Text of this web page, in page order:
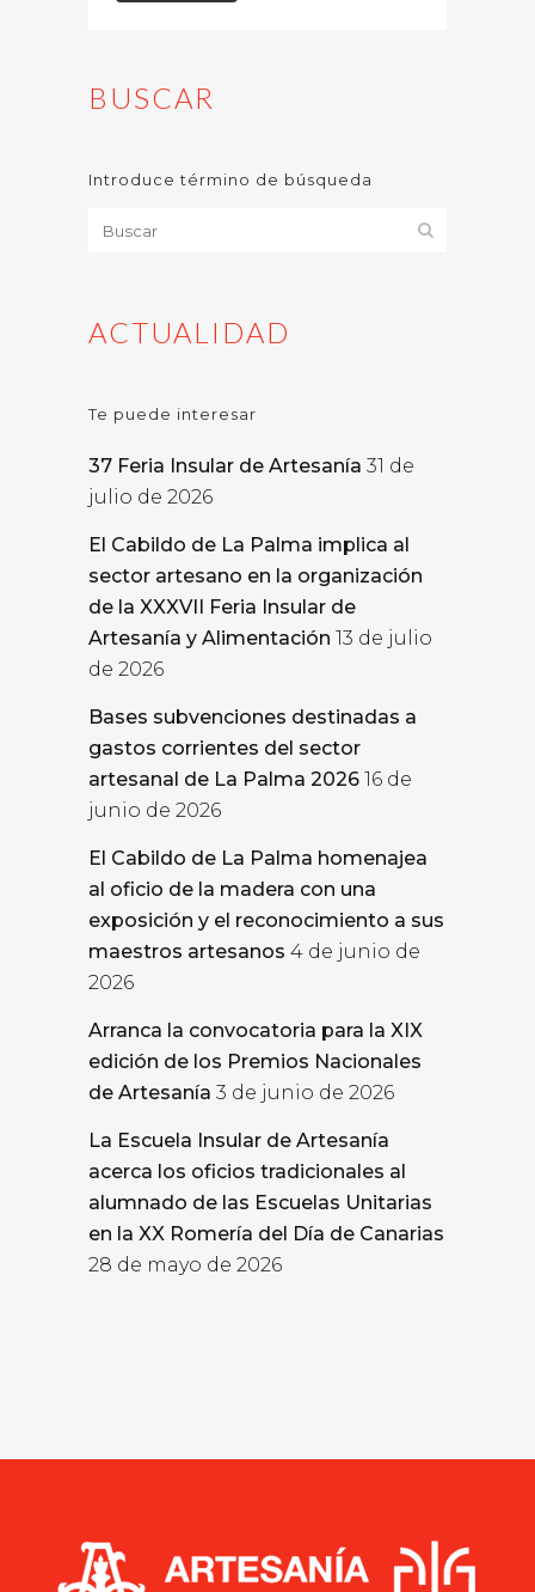
BUSCAR
Introduce término de búsqueda
ACTUALIDAD
Te puede interesar
37 Feria Insular de Artesanía 31 de
julio de 2026
El Cabildo de La Palma implica al
sector artesano en la organización
de la XXXVII Feria Insular de
Artesanía y Alimentación 13 de julio
de 2026
Bases subvenciones destinadas a
gastos corrientes del sector
artesanal de La Palma 2026 16 de
junio de 2026
El Cabildo de La Palma homenajea
al oficio de la madera con una
exposición y el reconocimiento a sus
maestros artesanos 4 de junio de
2026
Arranca la convocatoria para la XIX
edición de los Premios Nacionales
de Artesanía 3 de junio de 2026
La Escuela Insular de Artesanía
acerca los oficios tradicionales al
alumnado de las Escuelas Unitarias
en la XX Romería del Día de Canarias
28 de mayo de 2026